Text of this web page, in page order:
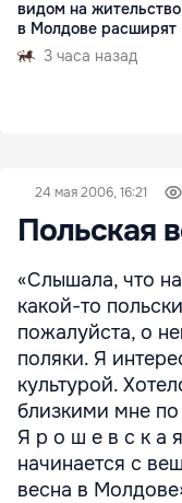
видом на жительство
в Молдове расширят
3 часа назад
24 мая 2006, 16:21
Польская
«Слышала, что
какой-то
пожалуйста, о
поляки. Я
культурой.
близкими мне по
Я р о ш е в с к а
начинается с
весна в